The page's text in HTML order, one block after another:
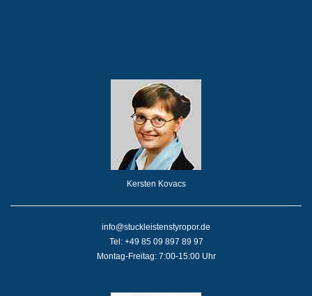
Kersten Kovacs
info@stuckleistenstyropor.de
Tel: +49 85 09 897 89 97
Montag-Freitag: 7:00-15:00 Uhr